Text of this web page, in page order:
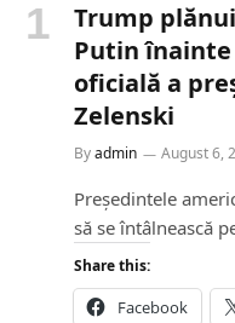
Trump
Putin
oficială a
Zelenski
Byadmin August 6,
Președintele
să se întâlnească
Share this:
Facebook